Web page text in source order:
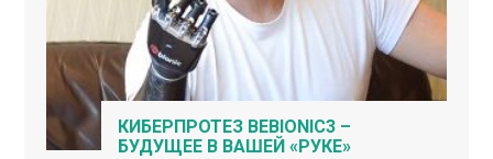
КИБЕРПРОТЕЗ BEBIONIC3 –
БУДУЩЕЕ В ВАШЕЙ «РУКЕ»